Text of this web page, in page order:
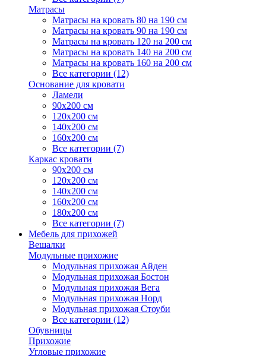
Матрасы
Матрасы на кровать 80 на 190 см
Матрасы на кровать 90 на 190 см
Матрасы на кровать 120 на 200 см
Матрасы на кровать 140 на 200 см
Матрасы на кровать 160 на 200 см
Все категории (12)
Основание для кровати
Ламели
90х200 см
120х200 см
140х200 см
160х200 см
Все категории (7)
Каркас кровати
90х200 см
120х200 см
140х200 см
160х200 см
180х200 см
Все категории (7)
Мебель для прихожей
Вешалки
Модульные прихожие
Модульная прихожая Айден
Модульная прихожая Бостон
Модульная прихожая Вега
Модульная прихожая Норд
Модульная прихожая Стоуби
Все категории (12)
Обувницы
Прихожие
Угловые прихожие